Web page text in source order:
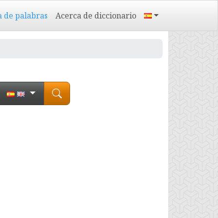
de palabras Acerca de diccionario